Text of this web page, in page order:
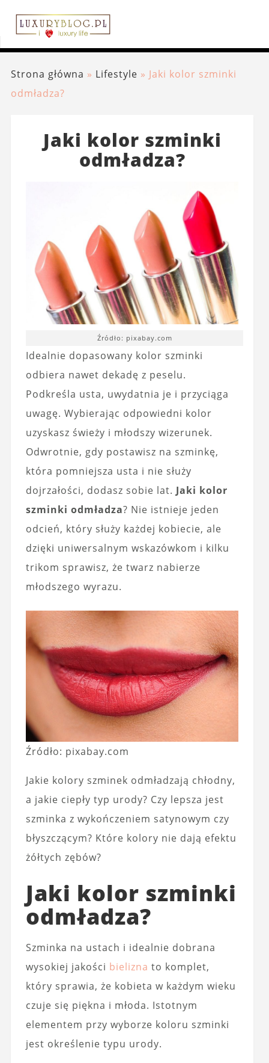
Strona główna » Lifestyle » Jaki kolor szminki
odmładza?
Jaki kolor szminki
odmładza?
Źródło: pixabay.com
Idealnie dopasowany kolor szminki
odbiera nawet dekadę z peselu.
Podkreśla usta, uwydatnia je i przyciąga
uwagę. Wybierając odpowiedni kolor
uzyskasz świeży i młodszy wizerunek.
Odwrotnie, gdy postawisz na szminkę,
która pomniejsza usta i nie służy
dojrzałości, dodasz sobie lat. Jaki kolor
szminki odmładza? Nie istnieje jeden
odcień, który służy każdej kobiecie, ale
dzięki uniwersalnym wskazówkom i kilku
trikom sprawisz, że twarz nabierze
młodszego wyrazu.
Źródło: pixabay.com
Jakie kolory szminek odmładzają chłodny,
a jakie ciepły typ urody? Czy lepsza jest
szminka z wykończeniem satynowym czy
błyszczącym? Które kolory nie dają efektu
żółtych zębów?
Jaki kolor szminki
odmładza?
Szminka na ustach i idealnie dobrana
wysokiej jakości bielizna to komplet,
który sprawia, że kobieta w każdym wieku
czuje się piękna i młoda. Istotnym
elementem przy wyborze koloru szminki
jest określenie typu urody.